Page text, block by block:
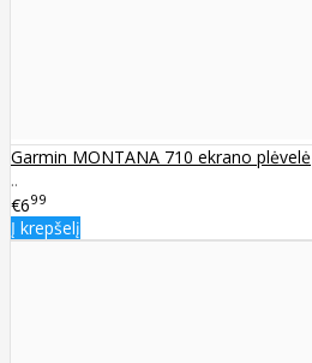
Garmin MONTANA 710 ekrano plėvelė
..
€699
Į krepšelį